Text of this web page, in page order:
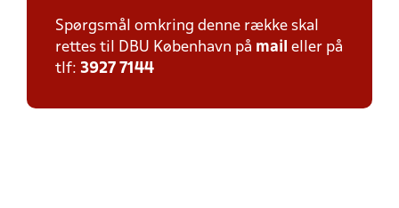
Spørgsmål omkring denne række skal
rettes til DBU København på mail eller på
tlf: 3927 7144